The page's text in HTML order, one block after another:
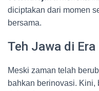
diciptakan dari momen
bersama.
Teh Jawa di
Meski zaman telah
bahkan berinovasi.